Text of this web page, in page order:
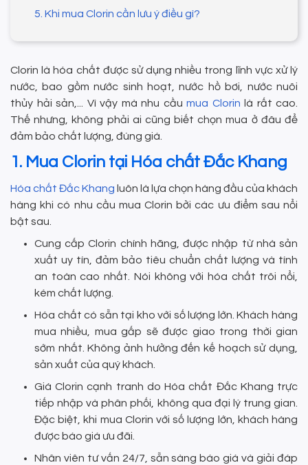
5. Khi mua Clorin cần lưu ý điều gì?
Clorin là hóa chất được sử dụng nhiều trong lĩnh vực xử lý
nước, bao gồm nước sinh hoạt, nước hồ bơi, nước nuôi
thủy hải sản,... Vì vậy mà nhu cầu mua Clorin là rất cao.
Thế nhưng, không phải ai cũng biết chọn mua ở đâu để
đảm bảo chất lượng, đúng giá.
1. Mua Clorin tại Hóa chất Đắc Khang
Hóa chất Đắc Khang luôn là lựa chọn hàng đầu của khách
hàng khi có nhu cầu mua Clorin bởi các ưu điểm sau nổi
bật sau.
Cung cấp Clorin chính hãng, được nhập từ nhà sản
xuất uy tín, đảm bảo tiêu chuẩn chất lượng và tính
an toàn cao nhất. Nói không với hóa chất trôi nổi,
kém chất lượng.
Hóa chất có sẵn tại kho với số lượng lớn. Khách hàng
mua nhiều, mua gấp sẽ được giao trong thời gian
sớm nhất. Không ảnh hưởng đến kế hoạch sử dụng,
sản xuất của quý khách.
Giá Clorin cạnh tranh do Hóa chất Đắc Khang trực
tiếp nhập và phân phối, không qua đại lý trung gian.
Đặc biệt, khi mua Clorin với số lượng lớn, khách hàng
được báo giá ưu đãi.
Nhân viên tư vấn 24/7, sẵn sàng báo giá và giải đáp